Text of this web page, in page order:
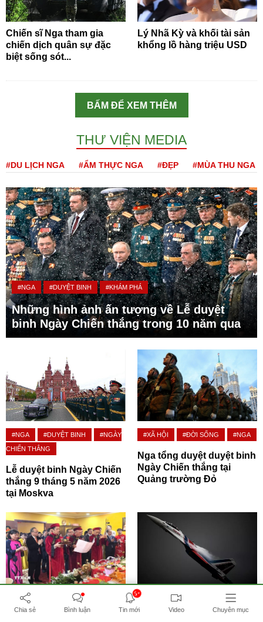
Chiến sĩ Nga tham gia
chiến dịch quân sự đặc
biệt sống sót...
Lý Nhã Kỳ và khối tài sản
khổng lồ hàng triệu USD
BẤM ĐỂ XEM THÊM
THƯ VIỆN MEDIA
#DU LỊCH NGA #ẨM THỰC NGA #ĐẸP #MÙA THU NGA
#NGA #DUYỆT BINH #KHÁM PHÁ
Những hình ảnh ấn tượng về Lễ duyệt
binh Ngày Chiến thắng trong 10 năm qua
#NGA #DUYỆT BINH
#NGÀY
CHIẾN THẮNG
Lễ duyệt binh Ngày Chiến
thắng 9 tháng 5 năm 2026
tại Moskva
#XÃ HỘI #ĐỜI SỐNG #NGA
Nga tổng duyệt duyệt binh
Ngày Chiến thắng tại
Quảng trường Đỏ
#VĂN HÓA
#NGƯỜI VIỆT TẠI
NGA
#MÁY BAY
#KHÔNG
QUÂN
Chia sẻ Bình luận
5+
Tin mới Video Chuyên mục